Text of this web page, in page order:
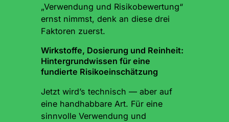
„Verwendung und Risikobewertung“
ernst nimmst, denk an diese drei
Faktoren zuerst.
Wirkstoffe, Dosierung und Reinheit:
Hintergrundwissen für eine
fundierte Risikoeinschätzung
Jetzt wird’s technisch — aber auf
eine handhabbare Art. Für eine
sinnvolle Verwendung und